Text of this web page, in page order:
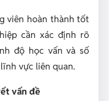
viên hoàn thành tốt
cần xác định rõ
độ học vấn và số
vực liên quan.
vấn đề